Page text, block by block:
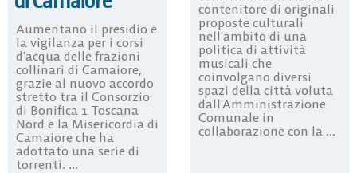
Aumentano il presidio e
la vigilanza per i corsi
d’acqua delle frazioni
collinari di Camaiore,
grazie al nuovo accordo
stretto tra il Consorzio
di Bonifica 1 Toscana
Nord e la Misericordia di
Camaiore che ha
adottato una serie di
torrenti. ...
contenitore di originali
proposte culturali
nell’ambito di una
politica di attività
musicali che
coinvolgano diversi
spazi della città voluta
dall’Amministrazione
Comunale in
collaborazione con la ...